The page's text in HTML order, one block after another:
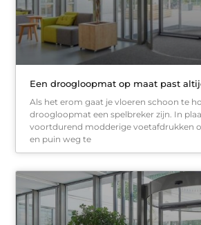
Een droogloopmat op maat past
Als het erom gaat je vloeren schoon te
droogloopmat een spelbreker zijn. In
voortdurend modderige voetafdrukken
en puin weg te